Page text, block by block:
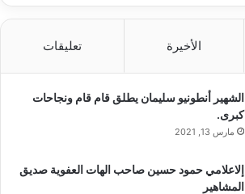
الأخيرة تعليقات
الشهير أنطونيو سليمان يطلق قام قام ونجاحات
كبرى.
مارس 13, 2021
إلاعلامي حمود حسين صاحب الهات العفوية صديق
المشاهير